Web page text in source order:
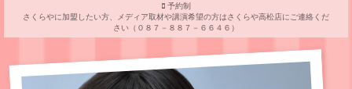
予約制
さくらやに加盟したい方、メディア取材や講演希望の方はさくらや高松店にご連絡くだ
さい（０８７－８８７－６６４６）